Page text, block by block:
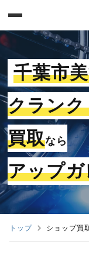
千葉市
クラン
買取なら
アップ
トップ ショップ買